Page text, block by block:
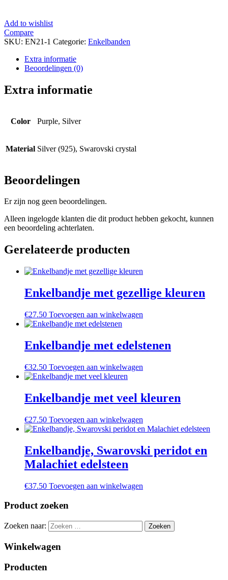
Add to wishlist
Compare
SKU: EN21-1 Categorie: Enkelbanden
Extra informatie
Beoordelingen (0)
Extra informatie
Color Purple, Silver
Material Silver (925), Swarovski crystal
Beoordelingen
Er zijn nog geen beoordelingen.
Alleen ingelogde klanten die dit product hebben gekocht, kunnen
een beoordeling achterlaten.
Gerelateerde producten
Enkelbandje met gezellige kleuren
€27.50 Toevoegen aan winkelwagen
Enkelbandje met edelstenen
€32.50 Toevoegen aan winkelwagen
Enkelbandje met veel kleuren
€27.50 Toevoegen aan winkelwagen
Enkelbandje, Swarovski peridot en
Malachiet edelsteen
€37.50 Toevoegen aan winkelwagen
Product zoeken
Zoeken naar:
Winkelwagen
Producten